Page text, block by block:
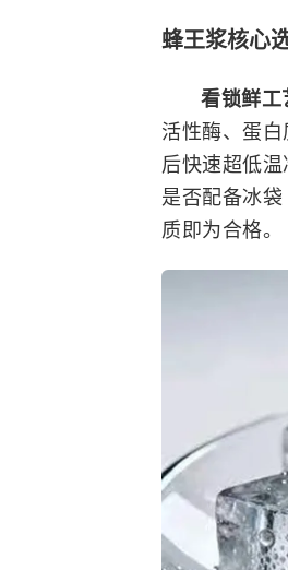
蜂王浆核心
看锁鲜工
活性酶、蛋
后快速超低
是否配备冰
质即为合格。